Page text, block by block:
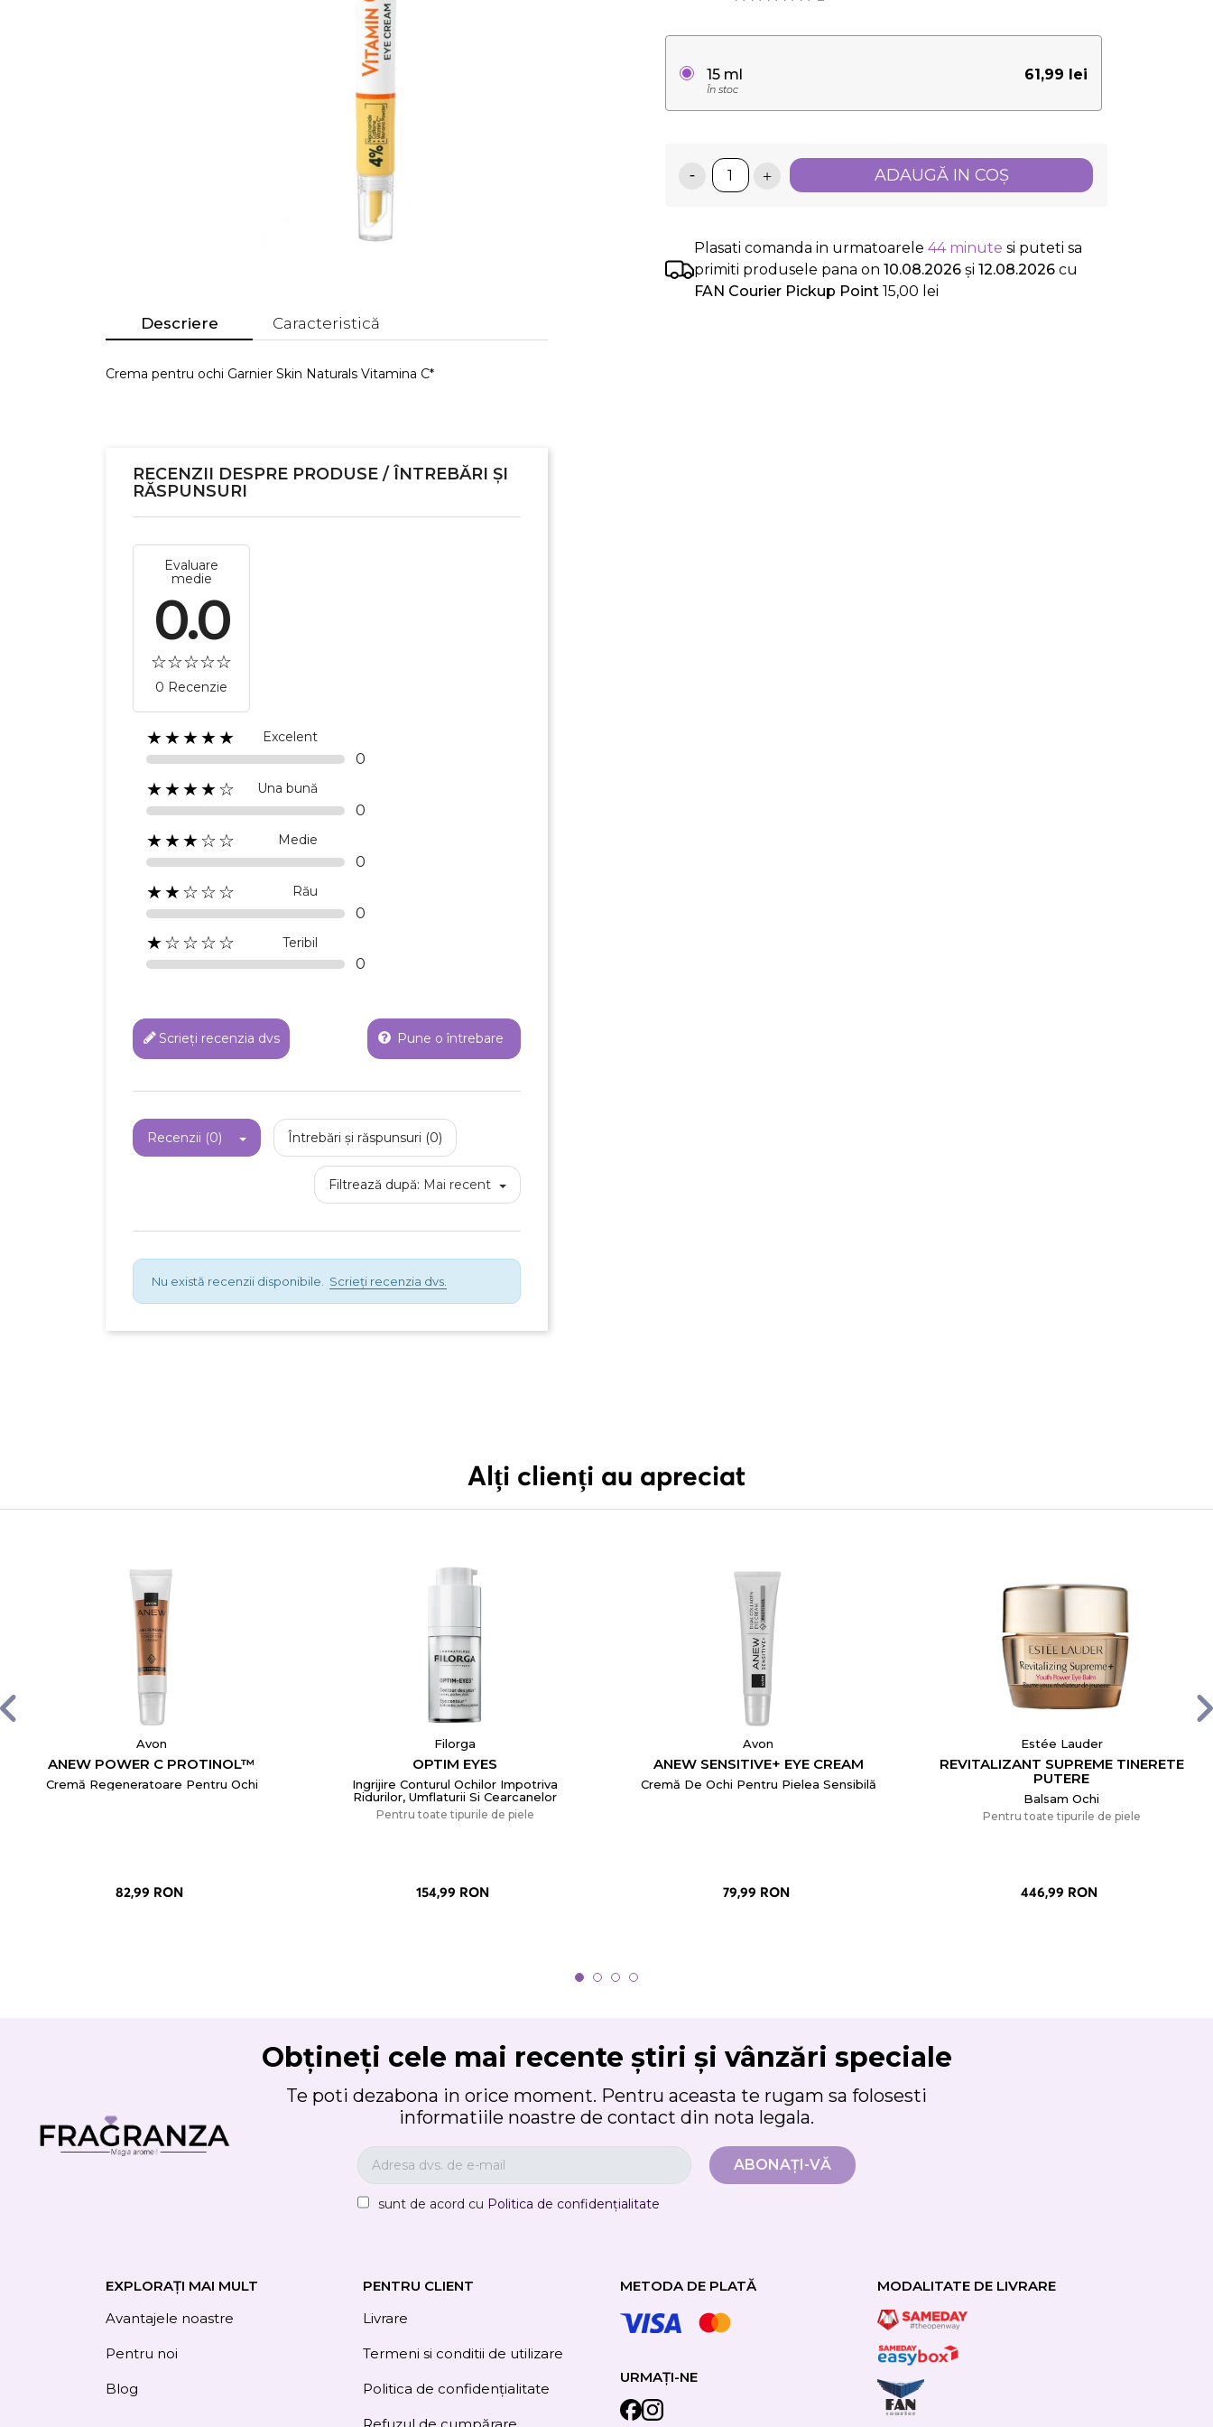
Descriere Caracteristică
Crema pentru ochi Garnier Skin Naturals Vitamina C*
RECENZII DESPRE PRODUSE / ÎNTREBĂRI ȘI
RĂSPUNSURI
Evaluare
medie
0.0
0 Recenzie
★★★★★ Excelent
0
★★★★☆ Una bună
0
★★★☆☆ Medie
0
★★☆☆☆ Rău
0
★☆☆☆☆ Teribil
0
Scrieți recenzia dvs Pune o întrebare
Recenzii (0) Întrebări și răspunsuri (0)
Filtrează după: Mai recent
Nu există recenzii disponibile. Scrieți recenzia dvs.
61,99 lei
15 ml
În stoc
ADAUGĂ IN COŞ
Plasati comanda in urmatoarele 44 minute si puteti sa
primiti produsele pana on 10.08.2026 și 12.08.2026 cu
FAN Courier Pickup Point 15,00 lei
Alți clienți au apreciat
Avon
ANEW POWER С PROTINOL™
Cremă Regeneratoare Pentru Ochi
82,99 RON
Filorga
OPTIM EYES
Ingrijire Conturul Ochilor Impotriva
Ridurilor, Umflaturii Si Cearcanelor
Pentru toate tipurile de piele
154,99 RON
Avon
ANEW SENSITIVE+ EYE CREAM
Cremă De Ochi Pentru Pielea Sensibilă
79,99 RON
Estée Lauder
REVITALIZANT SUPREME TINERETE
PUTERE
Balsam Ochi
Pentru toate tipurile de piele
446,99 RON
Obțineți cele mai recente știri și vânzări speciale
Te poti dezabona in orice moment. Pentru aceasta te rugam sa folosesti
informatiile noastre de contact din nota legala.
sunt de acord cu Politica de confidențialitate
EXPLORAȚI MAI MULT
Avantajele noastre
Pentru noi
Blog
PENTRU CLIENT
Livrare
Termeni si conditii de utilizare
Politica de confidențialitate
METODA DE PLATĂ
URMAȚI-NE
MODALITATE DE LIVRARE
Creeaza o lista de dorinte
Anuleaza